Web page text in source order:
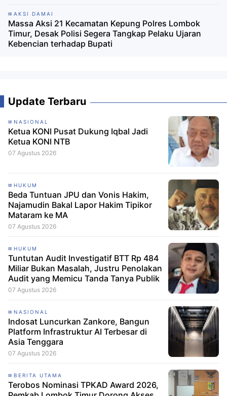
AKSI DAMAI
Massa Aksi 21 Kecamatan Kepung Polres Lombok
Timur, Desak Polisi Segera Tangkap Pelaku Ujaran
Kebencian terhadap Bupati
Update Terbaru
NASIONAL
Ketua KONI Pusat Dukung Iqbal Jadi
Ketua KONI NTB
07 Agustus 2026
HUKUM
Beda Tuntuan JPU dan Vonis Hakim,
Najamudin Bakal Lapor Hakim Tipikor
Mataram ke MA
07 Agustus 2026
HUKUM
Tuntutan Audit Investigatif BTT Rp 484
Miliar Bukan Masalah, Justru Penolakan
Audit yang Memicu Tanda Tanya Publik
07 Agustus 2026
NASIONAL
Indosat Luncurkan Zankore, Bangun
Platform Infrastruktur AI Terbesar di
Asia Tenggara
07 Agustus 2026
BERITA UTAMA
Terobos Nominasi TPKAD Award 2026,